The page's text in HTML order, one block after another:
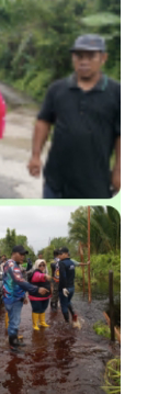
Kemanusiaan
Juta,
Sosial
Resmi
Abadi.
Kibarkan Merah